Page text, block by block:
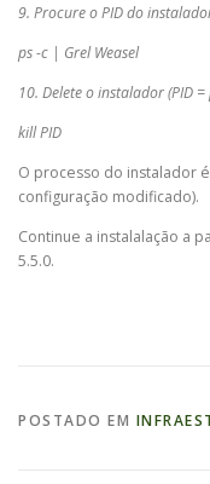
9. Procure o PID do
ps -c | Grel Weasel
10. Delete o instalador (PID
kill PID
O processo do instalador
configuração modificado).
Continue a instalalação a
5.5.0.
POSTADO EM